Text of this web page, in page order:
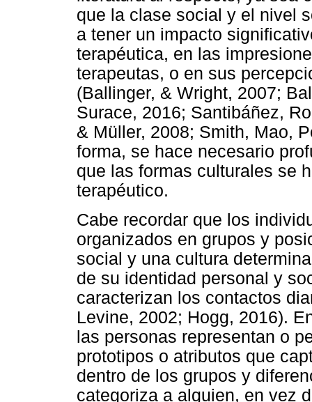
que la clase social y el nivel
a tener un impacto
terapéutica, en las
terapeutas, o en sus
(Ballinger, & Wright, 2007;
Surace, 2016; Santibáñez,
& Müller, 2008; Smith, Mao,
forma, se hace necesario
que las formas culturales se
terapéutico.
Cabe recordar que los
organizados en grupos y
social y una cultura
de su identidad personal y
caracterizan los contactos
Levine, 2002; Hogg, 2016).
las personas representan o
prototipos o atributos que
dentro de los grupos y
categoriza a alguien, en vez